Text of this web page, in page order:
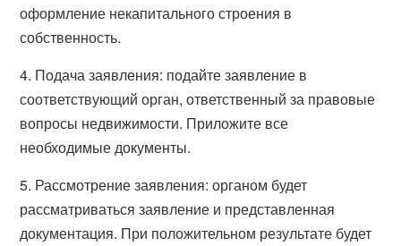
оформление некапитального строения в
собственность.
4. Подача заявления: подайте заявление в
соответствующий орган, ответственный за правовые
вопросы недвижимости. Приложите все
необходимые документы.
5. Рассмотрение заявления: органом будет
рассматриваться заявление и представленная
документация. При положительном результате будет